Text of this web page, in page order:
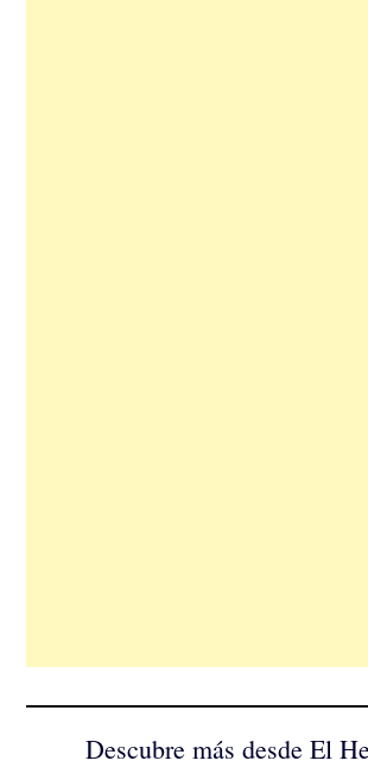
Descubre más desde El